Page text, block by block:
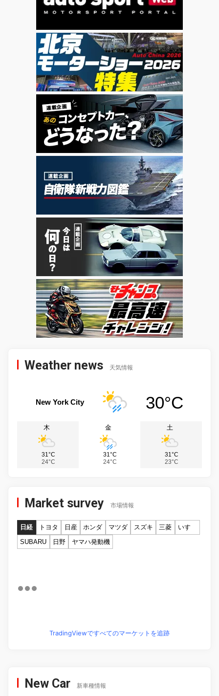
Weather news 天気情報
New York City 30°C
木
31°C
24°C
金
31°C
24°C
土
31°C
23°C
Market survey 市場情報
日経 トヨタ 日産 ホンダ マツダ スズキ 三菱
いすゞ
SUBARU
日野 ヤマハ発動機
TradingViewですべてのマーケットを追跡
New Car 新車種情報